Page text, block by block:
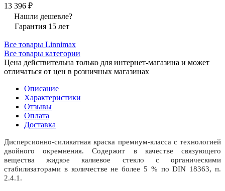
13 396 ₽
Нашли дешевле?
Гарантия 15 лет
Все товары Linnimax
Все товары категории
Цена действительна только для интернет-магазина и может
отличаться от цен в розничных магазинах
Описание
Характеристики
Отзывы
Оплата
Доставка
Дисперсионно-силикатная краска премиум-класса с технологией
двойного окремнения. Содержит в качестве связующего
вещества жидкое калиевое стекло с органическими
стабилизаторами в количестве не более 5 % по DIN 18363, п.
2.4.1.